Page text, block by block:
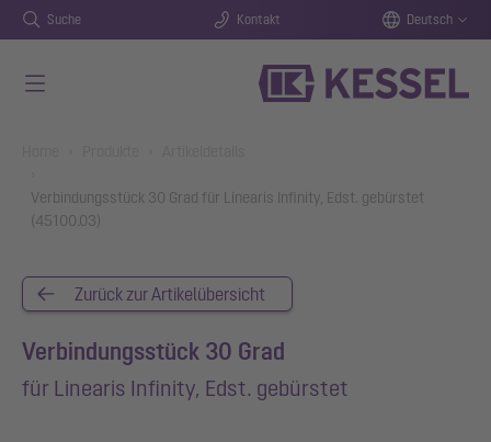
Suche Kontakt Deutsch
Verbindungsstück 30 Grad für Linearis Infinity, Edst. gebürstet
(45100.03)
Zurück zur Artikelübersicht
Verbindungsstück 30 Grad
für Linearis Infinity, Edst. gebürstet